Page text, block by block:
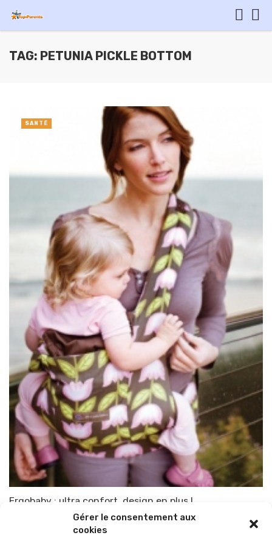
Gérer le consentement aux
cookies
TAG: PETUNIA PICKLE BOTTOM
Ergobaby : ultra confort, design en plus !
TOP-PARENTS 16 juin 2011
SANTÉ